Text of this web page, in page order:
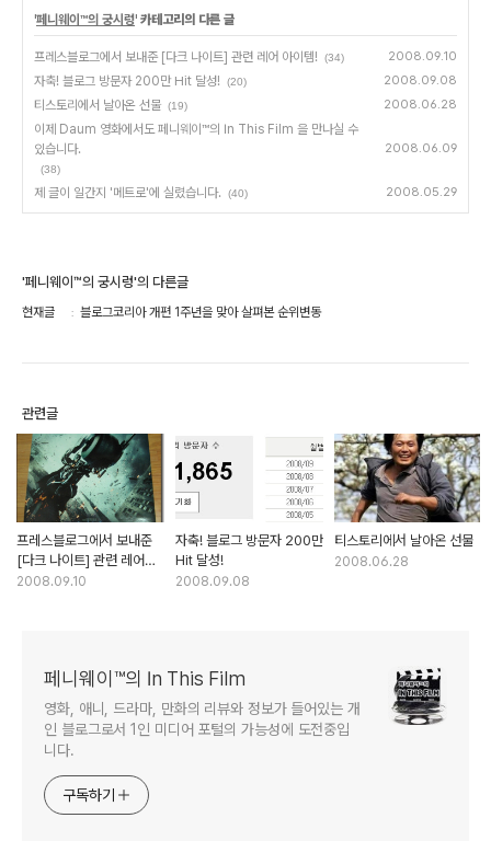
'페니웨이™의 궁시렁' 카테고리의 다른 글
프레스블로그에서 보내준 [다크 나이트] 관련 레어 아이템! (34) 2008.09.10
자축! 블로그 방문자 200만 Hit 달성! (20) 2008.09.08
티스토리에서 날아온 선물 (19) 2008.06.28
이제 Daum 영화에서도 페니웨이™의 In This Film 을 만나실 수
있습니다.
(38)
2008.06.09
제 글이 일간지 '메트로'에 실렸습니다. (40) 2008.05.29
'페니웨이™의 궁시렁'의 다른글
현재글 블로그코리아 개편 1주년을 맞아 살펴본 순위변동
관련글
프레스블로그에서 보내준
[다크 나이트] 관련 레어
아이템!
2008.09.10
자축! 블로그 방문자 200만
Hit 달성!
2008.09.08
티스토리에서 날아온 선물
2008.06.28
페니웨이™의 In This Film
영화, 애니, 드라마, 만화의 리뷰와 정보가 들어있는 개
인 블로그로서 1인 미디어 포털의 가능성에 도전중입
니다.
구독하기